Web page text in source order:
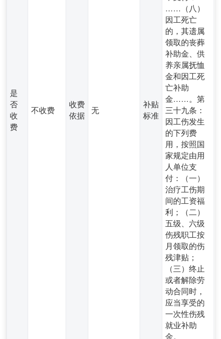
是
否
收
费
不收费
收费
依据
无
补贴
标准
……（八）
因工死亡
的，其遗属
领取的丧葬
补助金、供
养亲属抚恤
金和因工死
亡补助
金……。第
三十九条：
因工伤发生
的下列费
用，按照国
家规定由用
人单位支
付：（一）
治疗工伤期
间的工资福
利；（二）
五级、六级
伤残职工按
月领取的伤
残津贴；
（三）终止
或者解除劳
动合同时，
应当享受的
一次性伤残
就业补助
金。